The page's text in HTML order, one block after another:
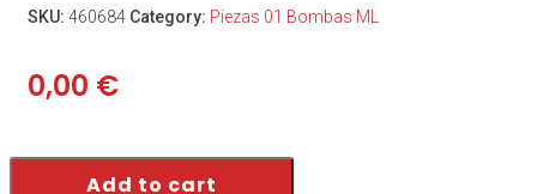
SKU: 460684 Category: Piezas 01 Bombas ML
0,00 €
Add to cart